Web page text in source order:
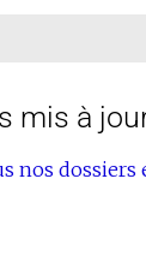
mis à
nos dossiers